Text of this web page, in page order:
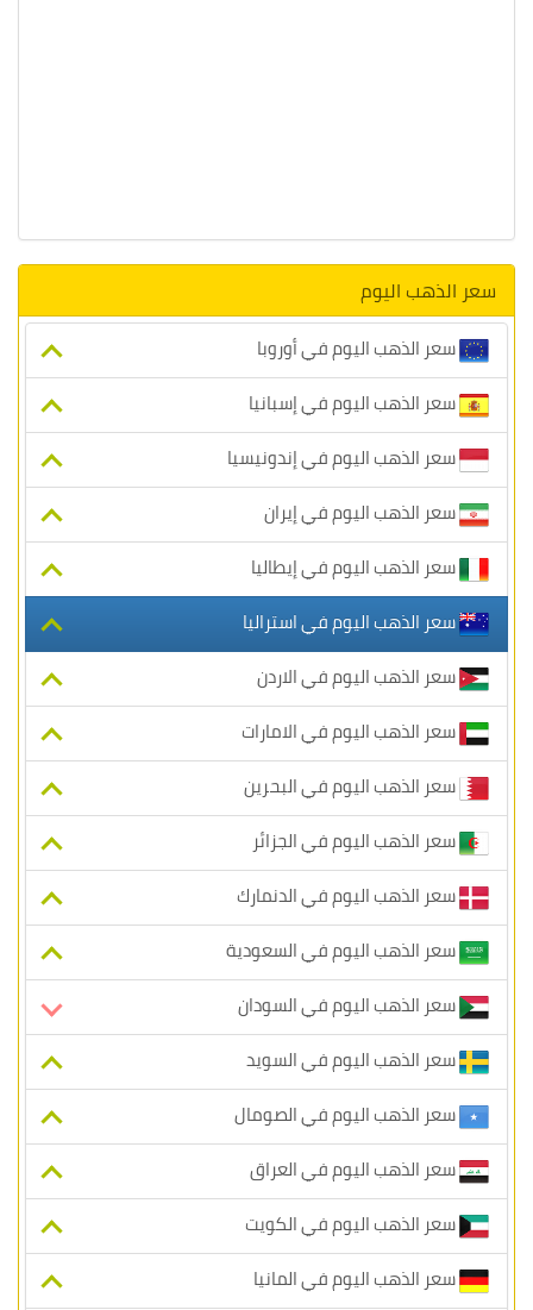
سعر الذهب اليوم
سعر الذهب اليوم في أوروبا
سعر الذهب اليوم في إسبانيا
سعر الذهب اليوم في إندونيسيا
سعر الذهب اليوم في إيران
سعر الذهب اليوم في إيطاليا
سعر الذهب اليوم في استراليا
سعر الذهب اليوم في الاردن
سعر الذهب اليوم في الامارات
سعر الذهب اليوم في البحرين
سعر الذهب اليوم في الجزائر
سعر الذهب اليوم في الدنمارك
سعر الذهب اليوم في السعودية
سعر الذهب اليوم في السودان
سعر الذهب اليوم في السويد
سعر الذهب اليوم في الصومال
سعر الذهب اليوم في العراق
سعر الذهب اليوم في الكويت
سعر الذهب اليوم في المانيا